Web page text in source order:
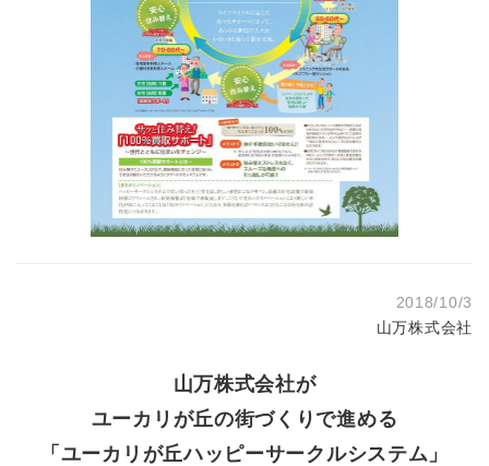
2018/10/3
山万株式会社
山万株式会社が
ユーカリが丘の街づくりで進める
「ユーカリが丘ハッピーサークルシステム」